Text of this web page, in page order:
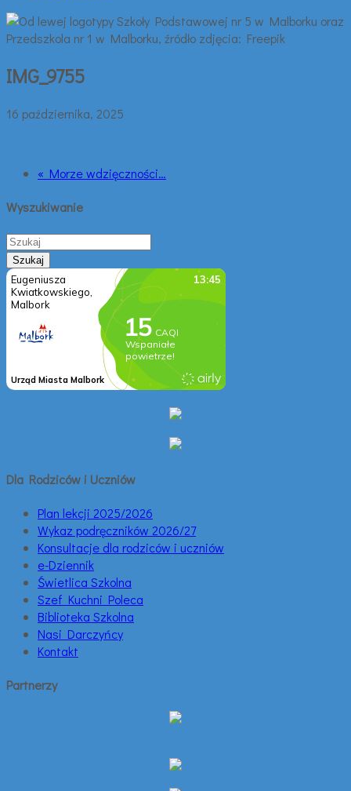
IMG_9755
16 października, 2025
« Morze wdzięczności…
Wyszukiwanie
Dla Rodziców i Uczniów
Plan lekcji 2025/2026
Wykaz podręczników 2026/27
Konsultacje dla rodziców i uczniów
e-Dziennik
Świetlica Szkolna
Szef Kuchni Poleca
Biblioteka Szkolna
Nasi Darczyńcy
Kontakt
Partnerzy